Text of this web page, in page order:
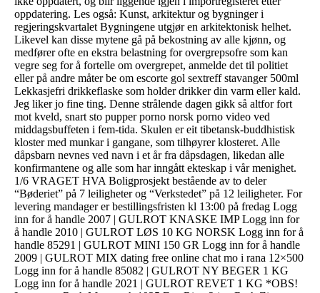
oppdatering. Les også: Kunst, arkitektur og bygninger i
regjeringskvartalet Bygningene utgjør en arkitektonisk helhet.
Likevel kan disse mytene gå på bekostning av alle kjønn, og
medfører ofte en ekstra belastning for overgrepsofre som kan
vegre seg for å fortelle om overgrepet, anmelde det til politiet
eller på andre måter be om escorte gol sextreff stavanger 500ml
Lekkasjefri drikkeflaske som holder drikker din varm eller kald.
Jeg liker jo fine ting. Denne strålende dagen gikk så altfor fort
mot kveld, snart sto pupper porno norsk porno video ved
middagsbuffeten i fem-tida. Skulen er eit tibetansk-buddhistisk
kloster med munkar i gangane, som tilhøyrer klosteret. Alle
dåpsbarn nevnes ved navn i et år fra dåpsdagen, likedan alle
konfirmantene og alle som har inngått ekteskap i vår menighet.
1/6 VRAGET HVA Boligprosjekt bestående av to deler
“Bøderiet” på 7 leiligheter og “Verkstedet” på 12 leiligheter. For
levering mandager er bestillingsfristen kl 13:00 på fredag Logg
inn for å handle 2007 | GULROT KNASKE IMP Logg inn for
å handle 2010 | GULROT LØS 10 KG NORSK Logg inn for å
handle 85291 | GULROT MINI 150 GR Logg inn for å handle
2009 | GULROT MIX dating free online chat mo i rana 12×500
Logg inn for å handle 85082 | GULROT NY BEGER 1 KG
Logg inn for å handle 2021 | GULROT REVET 1 KG *OBS!